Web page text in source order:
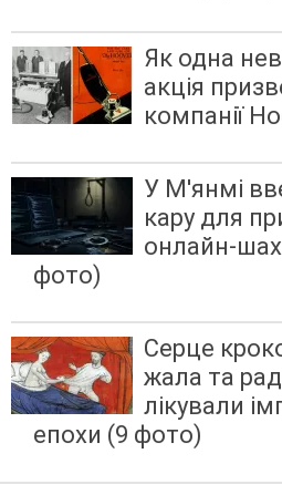
Як одна
акція
компанії
У М'янмі
кару для
онлайн-
фото)
Серце
жала та
лікували
епохи (9 фото)